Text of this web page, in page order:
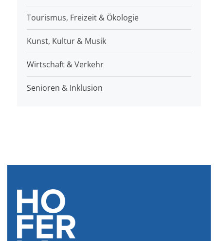
Tourismus, Freizeit & Ökologie
Kunst, Kultur & Musik
Wirtschaft & Verkehr
Senioren & Inklusion